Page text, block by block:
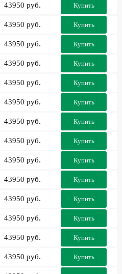
43950 руб. Купить
43950 руб. Купить
43950 руб. Купить
43950 руб. Купить
43950 руб. Купить
43950 руб. Купить
43950 руб. Купить
43950 руб. Купить
43950 руб. Купить
43950 руб. Купить
43950 руб. Купить
43950 руб. Купить
43950 руб. Купить
43950 руб. Купить